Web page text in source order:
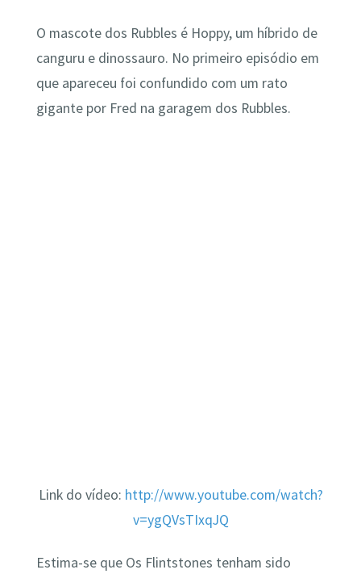
O mascote dos Rubbles é Hoppy, um híbrido de
canguru e dinossauro. No primeiro episódio em
que apareceu foi confundido com um rato
gigante por Fred na garagem dos Rubbles.
Link do vídeo: http://www.youtube.com/watch?
v=ygQVsTIxqJQ
Estima-se que Os Flintstones tenham sido